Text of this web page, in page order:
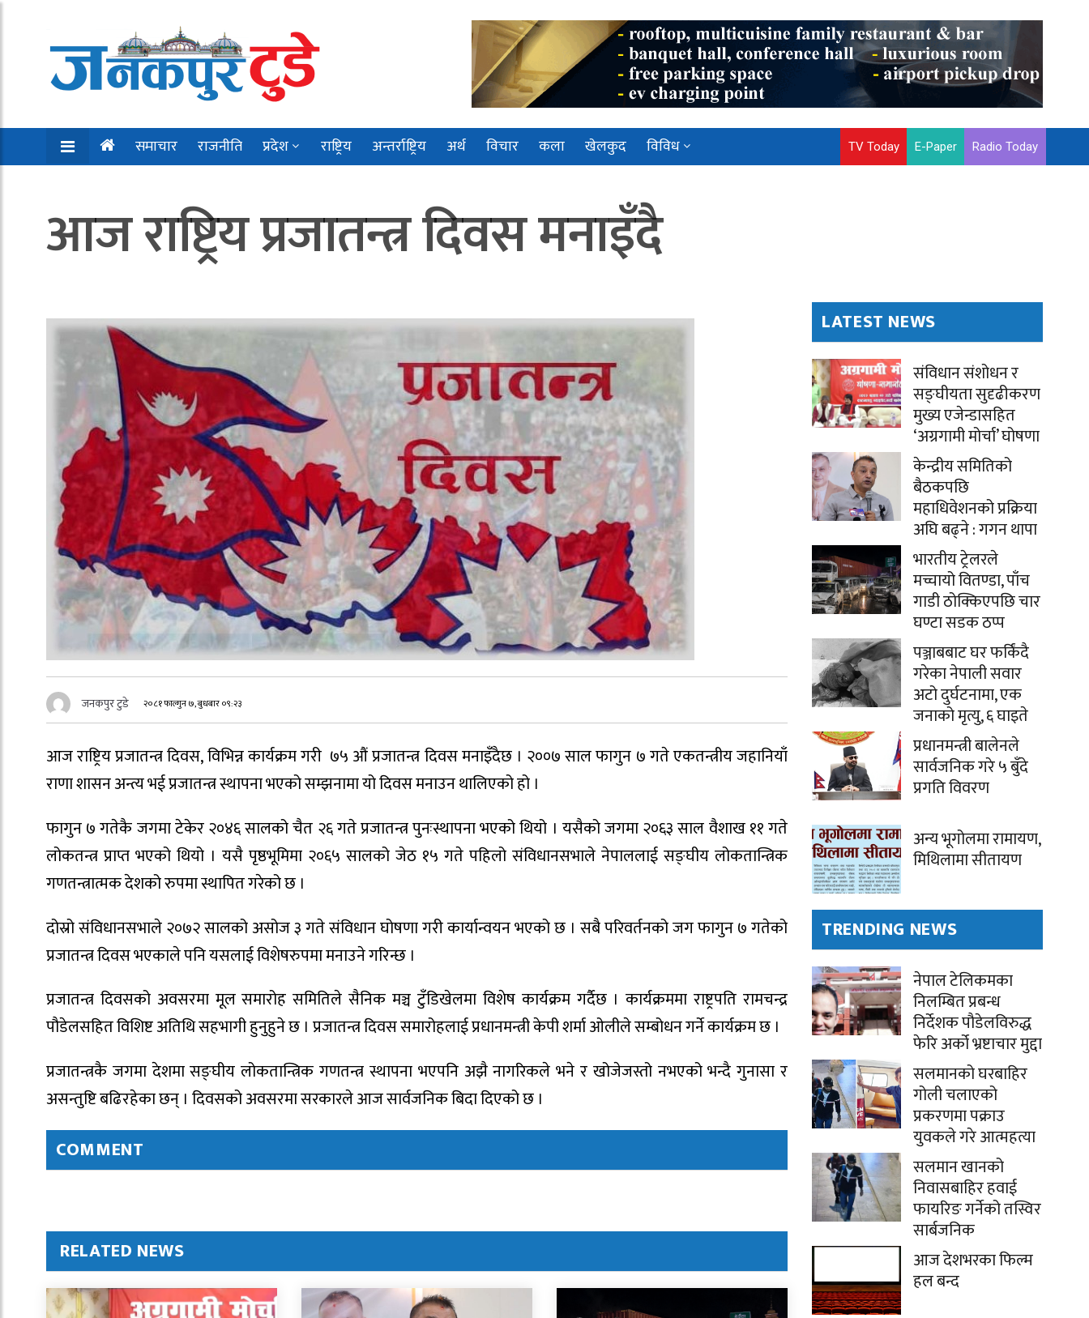
समाचार राजनीति प्रदेश राष्ट्रिय अन्तर्राष्ट्रिय अर्थ विचार कला खेलकुद विविध TV Today E-Paper Radio Today
आज राष्ट्रिय प्रजातन्त्र दिवस मनाइँदै
जनकपुर टुडे २०८१ फाल्गुन ७, बुधबार ०९:२३
आज राष्ट्रिय प्रजातन्त्र दिवस, विभिन्न कार्यक्रम गरी ७५ औं प्रजातन्त्र दिवस मनाइँदैछ । २००७ साल फागुन ७ गते एकतन्त्रीय जहानियाँ
राणा शासन अन्त्य भई प्रजातन्त्र स्थापना भएको सम्झनामा यो दिवस मनाउन थालिएको हो ।
फागुन ७ गतेकै जगमा टेकेर २०४६ सालको चैत २६ गते प्रजातन्त्र पुनःस्थापना भएको थियो । यसैको जगमा २०६३ साल वैशाख ११ गते
लोकतन्त्र प्राप्त भएको थियो । यसै पृष्ठभूमिमा २०६५ सालको जेठ १५ गते पहिलो संविधानसभाले नेपाललाई सङ्घीय लोकतान्त्रिक
गणतन्त्रात्मक देशको रुपमा स्थापित गरेको छ ।
दोस्रो संविधानसभाले २०७२ सालको असोज ३ गते संविधान घोषणा गरी कार्यान्वयन भएको छ । सबै परिवर्तनको जग फागुन ७ गतेको
प्रजातन्त्र दिवस भएकाले पनि यसलाई विशेषरुपमा मनाउने गरिन्छ ।
प्रजातन्त्र दिवसको अवसरमा मूल समारोह समितिले सैनिक मञ्च टुँडिखेलमा विशेष कार्यक्रम गर्दैछ । कार्यक्रममा राष्ट्रपति रामचन्द्र
पौडेलसहित विशिष्ट अतिथि सहभागी हुनुहुने छ । प्रजातन्त्र दिवस समारोहलाई प्रधानमन्त्री केपी शर्मा ओलीले सम्बोधन गर्ने कार्यक्रम छ ।
प्रजातन्त्रकै जगमा देशमा सङ्घीय लोकतान्त्रिक गणतन्त्र स्थापना भएपनि अझै नागरिकले भने र खोजेजस्तो नभएको भन्दै गुनासा र
असन्तुष्टि बढिरहेका छन् । दिवसको अवसरमा सरकारले आज सार्वजनिक बिदा दिएको छ ।
COMMENT
RELATED NEWS
LATEST NEWS
संविधान संशोधन र
सङ्घीयता सुदृढीकरण
मुख्य एजेन्डासहित
‘अग्रगामी मोर्चा’ घोषणा
केन्द्रीय समितिको
बैठकपछि
महाधिवेशनको प्रक्रिया
अघि बढ्ने : गगन थापा
भारतीय ट्रेलरले
मच्चायो वितण्डा, पाँच
गाडी ठोक्किएपछि चार
घण्टा सडक ठप्प
पञ्जाबबाट घर फर्किंदै
गरेका नेपाली सवार
अटो दुर्घटनामा, एक
जनाको मृत्यु, ६ घाइते
प्रधानमन्त्री बालेनले
सार्वजनिक गरे ५ बुँदे
प्रगति विवरण
अन्य भूगोलमा रामायण,
मिथिलामा सीतायण
TRENDING NEWS
नेपाल टेलिकमका
निलम्बित प्रबन्ध
निर्देशक पौडेलविरुद्ध
फेरि अर्को भ्रष्टाचार मुद्दा
सलमानको घरबाहिर
गोली चलाएको
प्रकरणमा पक्राउ
युवकले गरे आत्महत्या
सलमान खानको
निवासबाहिर हवाई
फायरिङ गर्नेको तस्विर
सार्बजनिक
आज देशभरका फिल्म
हल बन्द